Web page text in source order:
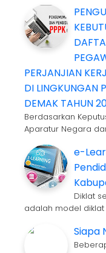
PERJANJIAN
DI LINGKUNGAN
DEMAK TAHUN
Berdasarkan
Aparatur Negara
e-
Diklat
adalah model
Siapa